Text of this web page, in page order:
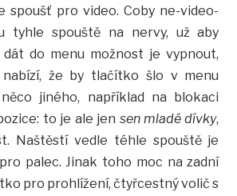
spoušť pro video. Coby ne-video-
tyhle spouště na nervy, už aby
do menu možnost je vypnout,
že by tlačítko šlo v menu
jiného, například na blokaci
to je ale jen sen mladé dívky,
Naštěstí vedle téhle spouště je
palec. Jinak toho moc na zadní
pro prohlížení, čtyřcestný volič s